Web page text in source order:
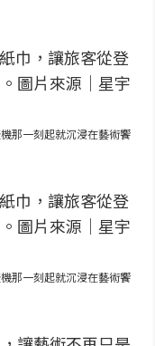
那一刻起就沉浸在藝術饗
那一刻起就沉浸在藝術饗